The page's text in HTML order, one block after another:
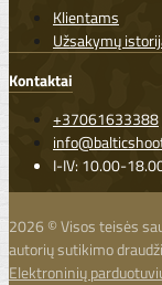
Klientams
Užsakymų
Kontaktai
+37061633388
I-IV: 10.00-
2026 © Visos teisės
autorių sutikimo
Elektroninių